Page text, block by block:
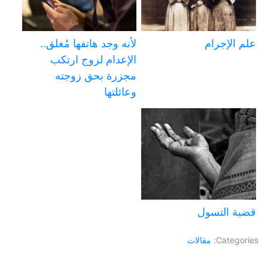
علم الإجرام
لأنه وجد هاتفها مُغلق..
الإعدام لزوج ارتكب
مجزرة بحق زوجته
وعائلتها
قضية التسول
Categories: مقالات